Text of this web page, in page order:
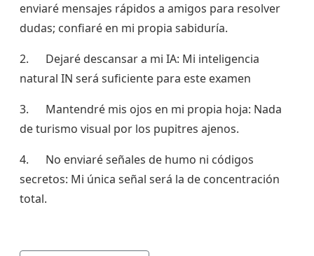
enviaré mensajes rápidos a amigos para resolver
dudas; confiaré en mi propia sabiduría.
2. Dejaré descansar a mi IA: Mi inteligencia
natural IN será suficiente para este examen
3. Mantendré mis ojos en mi propia hoja: Nada
de turismo visual por los pupitres ajenos.
4. No enviaré señales de humo ni códigos
secretos: Mi única señal será la de concentración
total.